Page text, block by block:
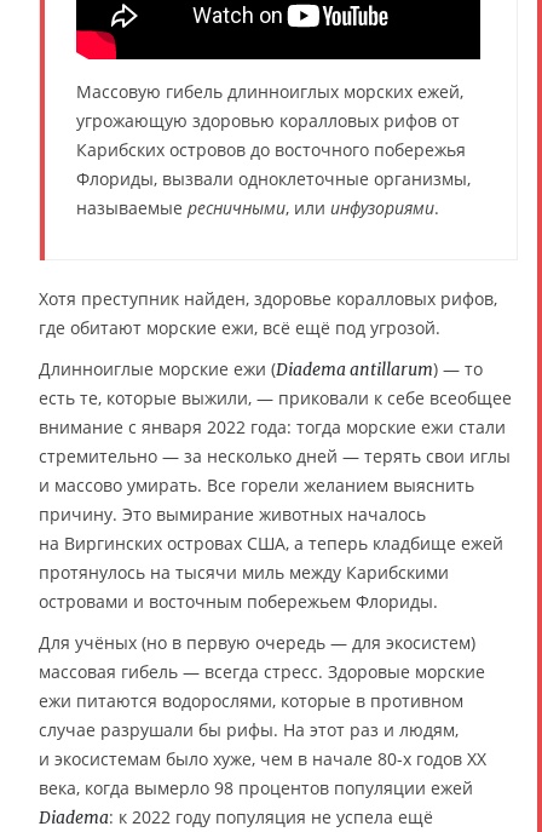
Массовую гибель длинноиглых морских ежей,
угрожающую здоровью коралловых рифов от
Карибских островов до восточного побережья
Флориды, вызвали одноклеточные организмы,
называемые ресничными, или инфузориями.
Хотя преступник найден, здоровье коралловых рифов,
где обитают морские ежи, всё ещё под угрозой.
Длинноиглые морские ежи (Diadema antillarum) — то
есть те, которые выжили, — приковали к себе всеобщее
внимание с января 2022 года: тогда морские ежи стали
стремительно — за несколько дней — терять свои иглы
и массово умирать. Все горели желанием выяснить
причину. Это вымирание животных началось
на Виргинских островах США, а теперь кладбище ежей
протянулось на тысячи миль между Карибскими
островами и восточным побережьем Флориды.
Для учёных (но в первую очередь — для экосистем)
массовая гибель — всегда стресс. Здоровые морские
ежи питаются водорослями, которые в противном
случае разрушали бы рифы. На этот раз и людям,
и экосистемам было хуже, чем в начале 80-х годов ХХ
века, когда вымерло 98 процентов популяции ежей
Diadema: к 2022 году популяция не успела ещё